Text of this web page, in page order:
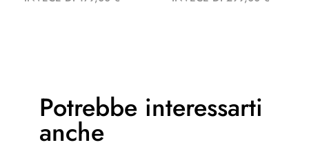
Potrebbe interessarti
anche